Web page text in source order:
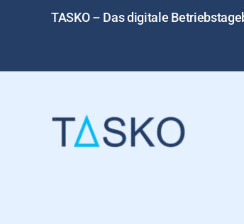
TASKO – Das digitale